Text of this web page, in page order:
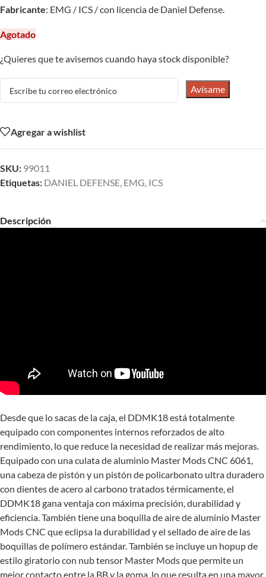
Fabricante: EMG / ICS / con licencia de Daniel Defense.
Agotado
¿Quieres que te avisemos cuando haya stock disponible?
Avísame
Agregar a wishlist
SKU: 99011
Etiquetas: DANIEL DEFENSE, EMG, ICS
Descripción
Desde que lo sacas de la caja, el DDMK18 está totalmente
equipado con componentes internos reforzados de alto
rendimiento, lo que reduce la necesidad de realizar más mejoras.
Equipado con una culata de aluminio Master Mods CNC 6061,
una cabeza de pistón y un pistón de policarbonato ultra duradero
con dientes de acero al carbono tratados térmicamente, el
DDMK18 gana ventaja con máxima precisión, durabilidad y
eficiencia. También tiene una boquilla de aire de aluminio Master
Mods CNC que eclipsa la durabilidad y el sellado de aire de las
boquillas de polímero estándar. También se incluye un hopup de
estilo giratorio con nub tensor Master Mods que permite un
mejor contacto entre la BB y la goma, lo que resulta en una mayor